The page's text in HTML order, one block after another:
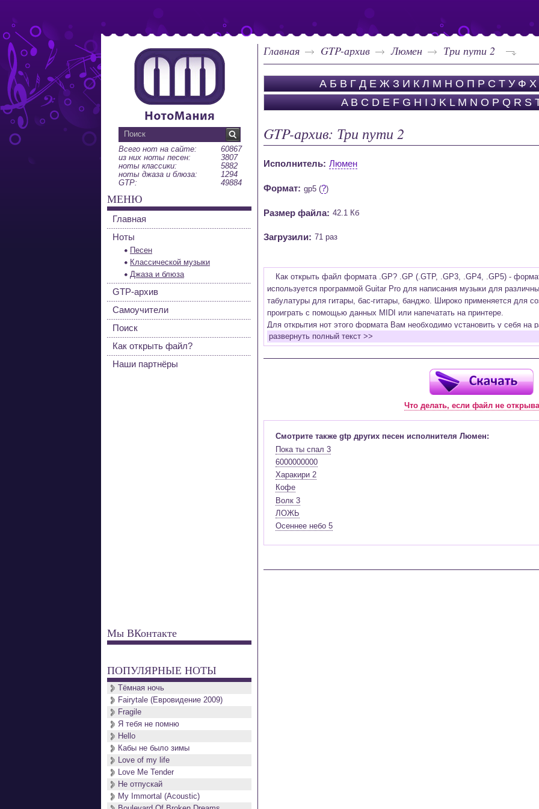
Главная GTP-архив Люмен Три пути 2
А Б В Г Д Е Ж З И К Л М Н О П Р С Т У Ф Х
A B C D E F G H I J K L M N O P Q R S
GTP-архив: Три пути 2
Исполнитель: Люмен
Формат: gp5 (?)
Размер файла: 42.1 Кб
Загрузили: 71 раз
Как открыть файл формата .GP? .GP (.GTP, .GP3, .GP4, .GP5) -
используется программой Guitar Pro для написания музыки для
табулатуры для гитары, бас-гитары, банджо. Широко применяется для
проиграть с помощью данных MIDI или напечатать на принтере.
Для открытия нот этого формата Вам необходимо установить у себя на
(желательно, последней версии). Скачать её можно с официального
бесплатную версию на руском языке (Найти).
Запись музыкальных произведений для гитары, бас-гитары, банджо и
в виде табулатур или нотной графики (при создании табулатуры
Создание произведений для духовых, струнных, клавишных и других
Создание партий для барабанов и перкуссии;
Интеграция текста песен в ноты и привязка его к нотам дорожек с
Встроенный определитель и визуализатор аккордов для гитары;
Экспортирование музыкальных партитур в MIDI, ASCII, MusicXML, WAV,
к печати;
Импортирование из MIDI, ASCII,MusicXML, Power Tab (.ptb), TablEdit (.tef)
Виртуальный гитарный гриф, клавиатура фортепиано и панель ударных
ноты, проигрываемые в текущий момент. Удобное создание и
инструмента с их помощью;
развернуть полный текст >>
Что делать, если файл не
Смотрите также gtp других песен исполнителя Люмен:
Пока ты спал 3
6000000000
Харакири 2
Кофе
Волк 3
ЛОЖЬ
Осеннее небо 5
Всего нот на сайте:
60867
из них ноты песен:
3807
ноты классики:
5882
ноты джаза и блюза:
1294
GTP:
49884
МЕНЮ
Главная
Ноты
Песен
Классической музыки
Джаза и блюза
GTP-архив
Самоучители
Поиск
Как открыть файл?
Наши партнёры
Мы ВКонтакте
ПОПУЛЯРНЫЕ НОТЫ
Тёмная ночь
Fairytale (Евровидение 2009)
Fragile
Я тебя не помню
Hello
Кабы не было зимы
Love of my life
Love Me Tender
Не отпускай
My Immortal (Acoustic)